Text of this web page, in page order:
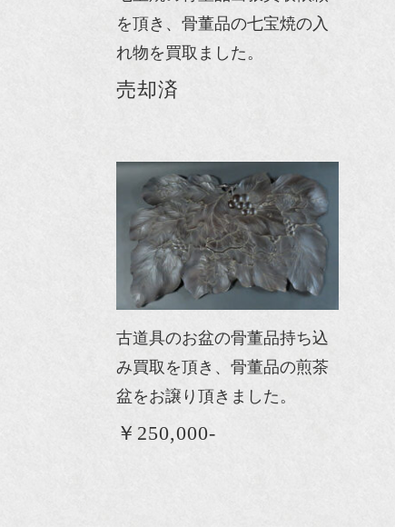
を頂き、骨董品の七宝焼の入
れ物を買取ました。
売却済
古道具のお盆の骨董品持ち込
み買取を頂き、骨董品の煎茶
盆をお譲り頂きました。
￥250,000-